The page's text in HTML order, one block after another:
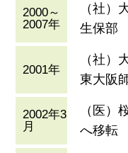
2000～
2007年
（社
生保部
2001年
（社
東大阪
2002年3
月
（医）
へ移転